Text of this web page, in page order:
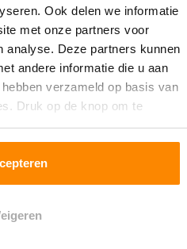
Ook delen we informatie
met onze partners voor
analyse. Deze partners kunnen
andere informatie die u aan
verzameld op basis van
Druk op de knop om te